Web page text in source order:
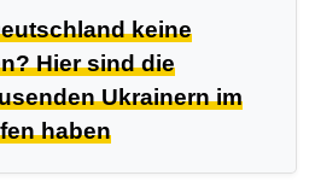
keine
Hier sind die
Ukrainern im
haben